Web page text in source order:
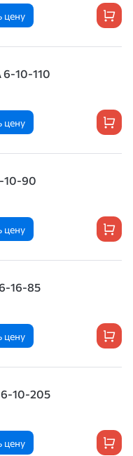
цену
6-10-110
цену
10-90
цену
16-85
цену
6-10-205
цену